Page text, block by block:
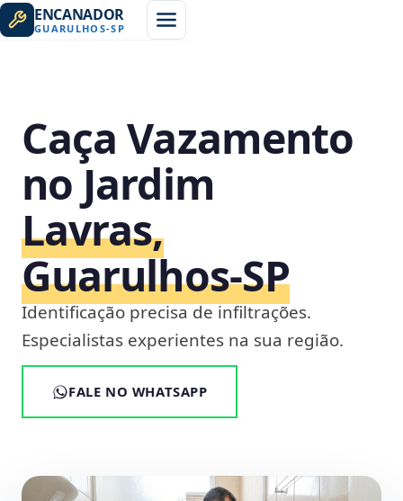
ENCANADOR
GUARULHOS-SP
Caça Vazamento
no Jardim
Lavras,
Guarulhos‑SP
Identificação precisa de infiltrações.
Especialistas experientes na sua região.
FALE NO WHATSAPP